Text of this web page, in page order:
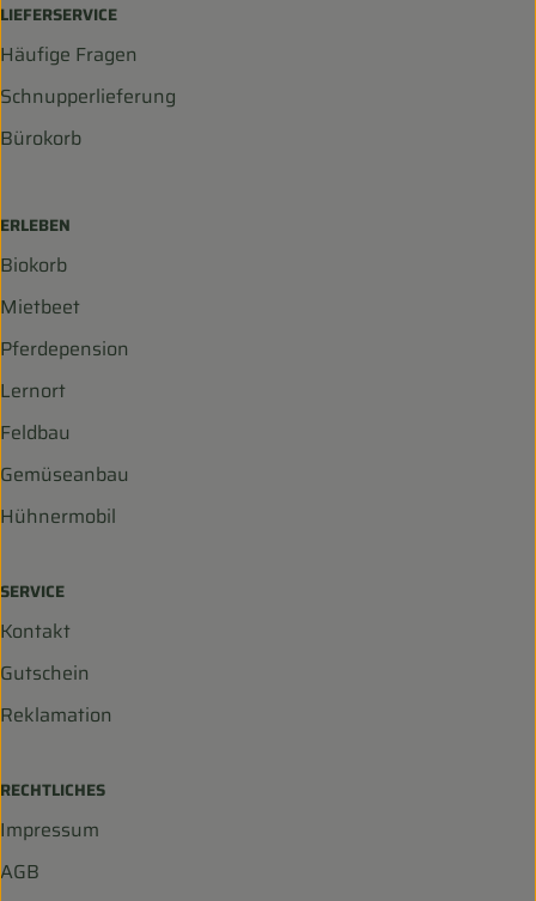
LIEFERSERVICE
Häufige Fragen
Schnupperlieferung
Bürokorb
ERLEBEN
Biokorb
Mietbeet
Pferdepension
Lernort
Feldbau
Gemüseanbau
Hühnermobil
SERVICE
Kontakt
Gutschein
Reklamation
RECHTLICHES
Impressum
AGB